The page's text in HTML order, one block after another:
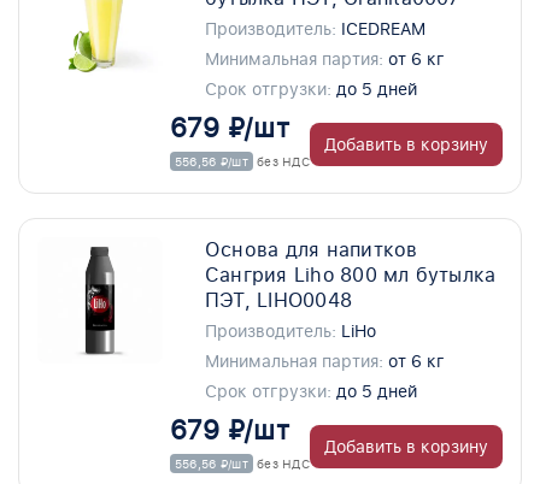
Производитель: ICEDREAM
Минимальная партия: от 6 кг
Срок отгрузки: до 5 дней
679 ₽/шт
556,56 ₽/шт без НДС
Добавить в корзину
Основа для напитков
Сангрия Liho 800 мл бутылка
ПЭТ, LIHO0048
Производитель: LiHo
Минимальная партия: от 6 кг
Срок отгрузки: до 5 дней
679 ₽/шт
556,56 ₽/шт без НДС
Добавить в корзину